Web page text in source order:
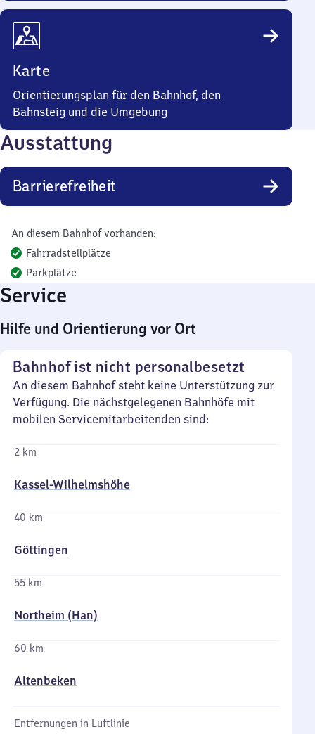
Karte
Orientierungsplan für den Bahnhof, den
Bahnsteig und die Umgebung
Ausstattung
Barrierefreiheit
An diesem Bahnhof vorhanden:
Fahrradstellplätze
Parkplätze
Service
Hilfe und Orientierung vor Ort
Bahnhof ist nicht personalbesetzt
An diesem Bahnhof steht keine Unterstützung zur
Verfügung. Die nächstgelegenen Bahnhöfe mit
mobilen Servicemitarbeitenden sind:
2 km
Kassel-Wilhelmshöhe
40 km
Göttingen
55 km
Northeim (Han)
60 km
Altenbeken
Entfernungen in Luftlinie